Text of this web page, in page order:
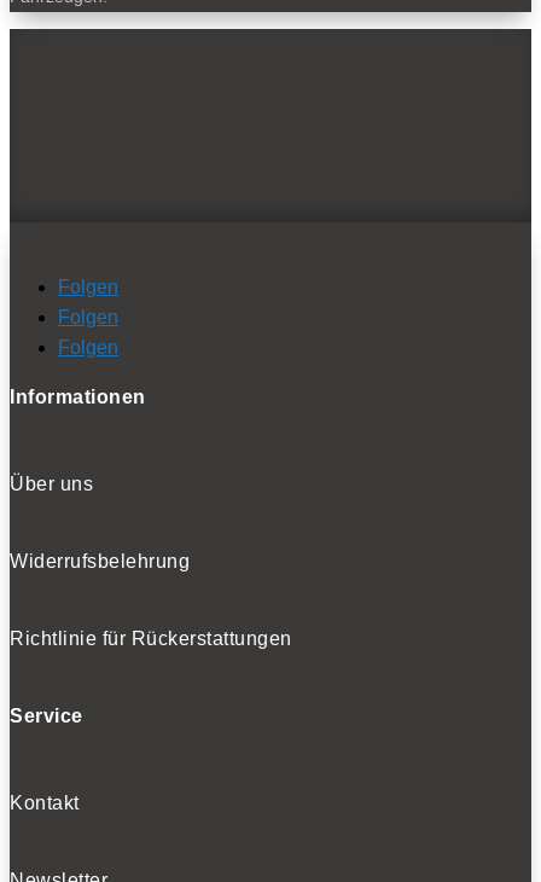
Folgen
Folgen
Folgen
Informationen
Über uns
Widerrufsbelehrung
Richtlinie für Rückerstattungen
Service
Kontakt